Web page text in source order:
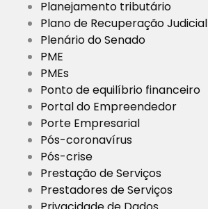
Planejamento tributário
Plano de Recuperação Judicial
Plenário do Senado
PME
PMEs
Ponto de equilíbrio financeiro
Portal do Empreendedor
Porte Empresarial
Pós-coronavírus
Pós-crise
Prestação de Serviços
Prestadores de Serviços